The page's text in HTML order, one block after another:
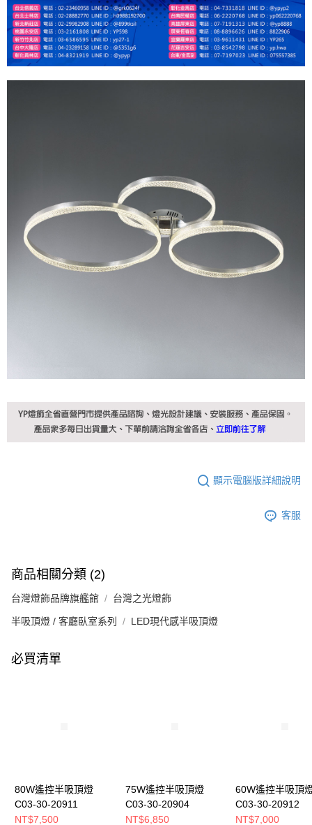
顯示電腦版詳細說明
客服
商品相關分類 (2)
台灣燈飾品牌旗艦館 台灣之光燈飾
半吸頂燈 / 客廳臥室系列 LED現代感半吸頂燈
必買清單
80W遙控半吸頂燈
C03-30-20911
NT$7,500
75W遙控半吸頂燈
C03-30-20904
NT$6,850
60W遙控半吸頂
C03-30-20912
NT$7,000